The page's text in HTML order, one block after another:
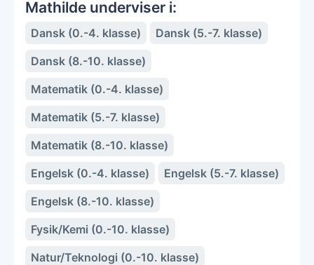
Mathilde underviser i:
Dansk (0.-4. klasse)
Dansk (5.-7. klasse)
Dansk (8.-10. klasse)
Matematik (0.-4. klasse)
Matematik (5.-7. klasse)
Matematik (8.-10. klasse)
Engelsk (0.-4. klasse)
Engelsk (5.-7. klasse)
Engelsk (8.-10. klasse)
Fysik/Kemi (0.-10. klasse)
Natur/Teknologi (0.-10. klasse)